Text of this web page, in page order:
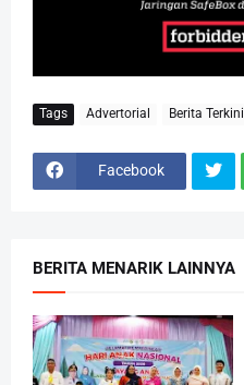
Tags Advertorial Berita Terkini
Facebook
BERITA MENARIK LAINNYA